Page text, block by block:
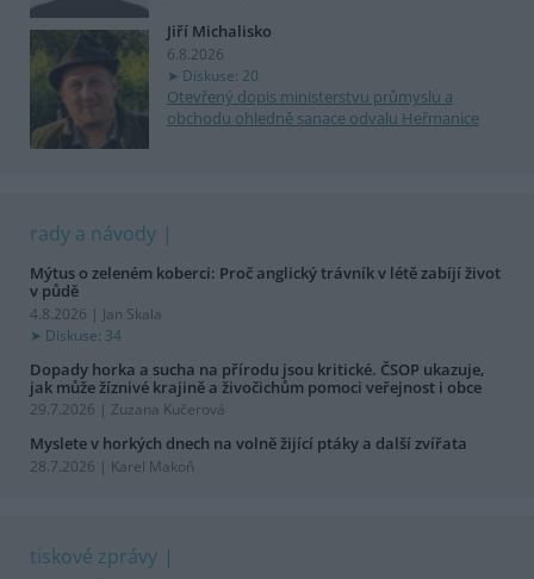
Jiří Michalisko
6.8.2026
Diskuse: 20
Otevřený dopis ministerstvu průmyslu a
obchodu ohledně sanace odvalu Heřmanice
rady a návody
Mýtus o zeleném koberci: Proč anglický trávník v létě zabíjí život
v půdě
4.8.2026 | Jan Skala
Diskuse: 34
Dopady horka a sucha na přírodu jsou kritické. ČSOP ukazuje,
jak může žíznivé krajině a živočichům pomoci veřejnost i obce
29.7.2026 | Zuzana Kučerová
Myslete v horkých dnech na volně žijící ptáky a další zvířata
28.7.2026 | Karel Makoň
tiskové zprávy